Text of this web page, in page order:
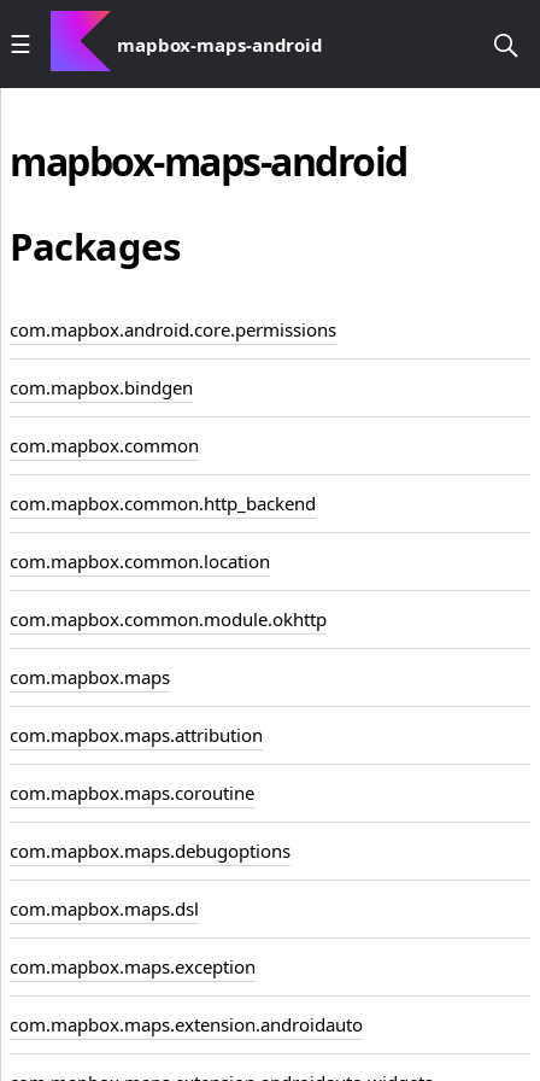
mapbox-maps-android
mapbox-maps-android
Packages
com.mapbox.android.core.permissions
com.mapbox.bindgen
com.mapbox.common
com.mapbox.common.http_backend
com.mapbox.common.location
com.mapbox.common.module.okhttp
com.mapbox.maps
com.mapbox.maps.attribution
com.mapbox.maps.coroutine
com.mapbox.maps.debugoptions
com.mapbox.maps.dsl
com.mapbox.maps.exception
com.mapbox.maps.extension.androidauto